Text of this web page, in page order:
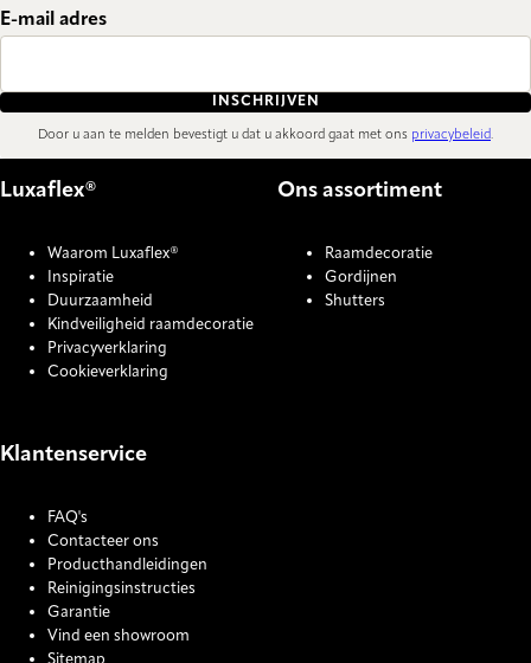
E-mail adres
INSCHRIJVEN
Door u aan te melden bevestigt u dat u akkoord gaat met ons privacybeleid.
Luxaflex®
Waarom Luxaflex®
Inspiratie
Duurzaamheid
Kindveiligheid raamdecoratie
Privacyverklaring
Cookieverklaring
Ons assortiment
Raamdecoratie
Gordijnen
Shutters
Klantenservice
FAQ's
Contacteer ons
Producthandleidingen
Reinigingsinstructies
Garantie
Vind een showroom